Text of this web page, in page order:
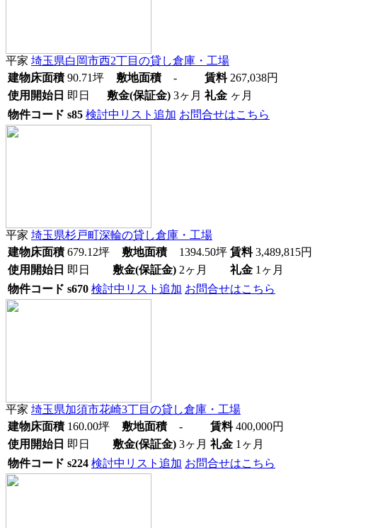
平家 埼玉県白岡市西2丁目 の貸し倉庫・工場
建物床面積 90.71坪 敷地面積 - 賃料 267,038円
使用開始日 即日 敷金(保証金) 3ヶ月 礼金 ヶ月
物件コード s85 検討中リスト追加 お問合せはこちら
平家 埼玉県杉戸町深輪の貸し倉庫・工場
建物床面積 679.12坪 敷地面積 1394.50坪 賃料 3,489,815円
使用開始日 即日 敷金(保証金) 2ヶ月 礼金 1ヶ月
物件コード s670 検討中リスト追加 お問合せはこちら
平家 埼玉県加須市花崎3丁目 の貸し倉庫・工場
建物床面積 160.00坪 敷地面積 - 賃料 400,000円
使用開始日 即日 敷金(保証金) 3ヶ月 礼金 1ヶ月
物件コード s224 検討中リスト追加 お問合せはこちら